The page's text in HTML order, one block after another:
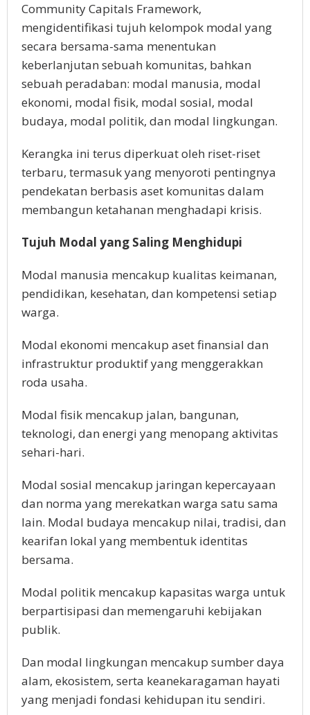
Community Capitals Framework,
mengidentifikasi tujuh kelompok modal yang
secara bersama-sama menentukan
keberlanjutan sebuah komunitas, bahkan
sebuah peradaban: modal manusia, modal
ekonomi, modal fisik, modal sosial, modal
budaya, modal politik, dan modal lingkungan.
Kerangka ini terus diperkuat oleh riset-riset
terbaru, termasuk yang menyoroti pentingnya
pendekatan berbasis aset komunitas dalam
membangun ketahanan menghadapi krisis.
Tujuh Modal yang Saling Menghidupi
Modal manusia mencakup kualitas keimanan,
pendidikan, kesehatan, dan kompetensi setiap
warga.
Modal ekonomi mencakup aset finansial dan
infrastruktur produktif yang menggerakkan
roda usaha.
Modal fisik mencakup jalan, bangunan,
teknologi, dan energi yang menopang aktivitas
sehari-hari.
Modal sosial mencakup jaringan kepercayaan
dan norma yang merekatkan warga satu sama
lain. Modal budaya mencakup nilai, tradisi, dan
kearifan lokal yang membentuk identitas
bersama.
Modal politik mencakup kapasitas warga untuk
berpartisipasi dan memengaruhi kebijakan
publik.
Dan modal lingkungan mencakup sumber daya
alam, ekosistem, serta keanekaragaman hayati
yang menjadi fondasi kehidupan itu sendiri.